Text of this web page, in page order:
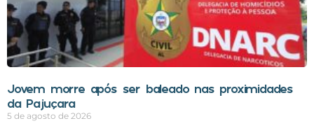
Jovem morre após ser baleado nas proximidades
da Pajuçara
5 de agosto de 2026